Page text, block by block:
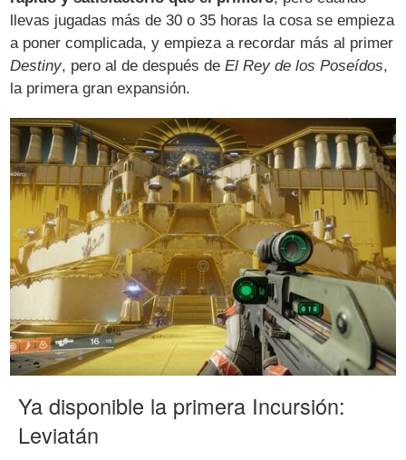
llevas jugadas más de 30 o 35 horas la cosa se empieza
a poner complicada, y empieza a recordar más al primer
Destiny, pero al de después deEl Rey de los Poseídos,
la primera gran expansión.
Ya disponible la primera Incursión:
Leviatán